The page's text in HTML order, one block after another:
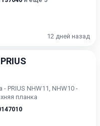
12 дней назад
PRIUS NHW11, NHW10 -
планка